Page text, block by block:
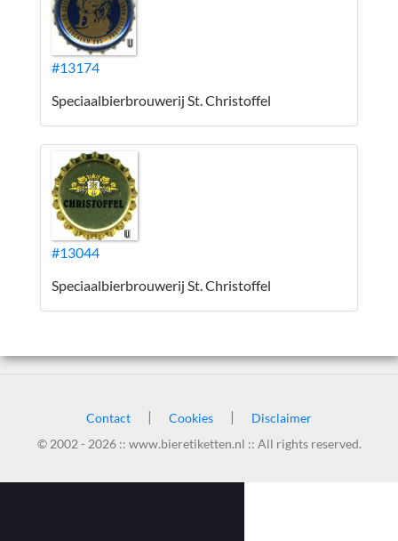
#13174
Speciaalbierbrouwerij St. Christoffel
#13044
Speciaalbierbrouwerij St. Christoffel
Contact | Cookies | Disclaimer
© 2002 - 2026 :: www.bieretiketten.nl :: All rights reserved.